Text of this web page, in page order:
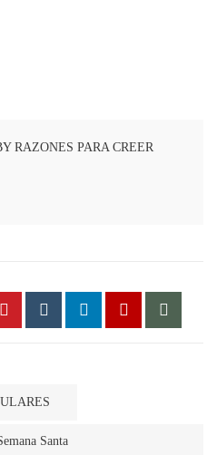
RAZONES PARA CREER
Santa